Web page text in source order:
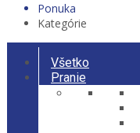
Ponuka
Kategórie
Všetko
Pranie